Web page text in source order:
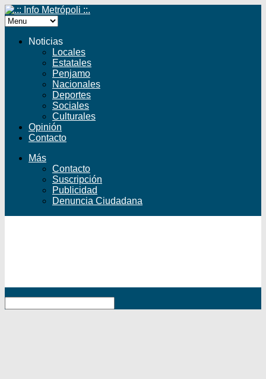
Noticias
Locales
Estatales
Penjamo
Nacionales
Deportes
Sociales
Culturales
Opinión
Contacto
Más
Contacto
Suscripción
Publicidad
Denuncia Ciudadana